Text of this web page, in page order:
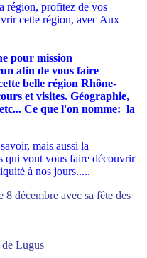
région, profitez de vos
cette région, avec Aux
pour mission
afin de vous faire
belle région Rhône-
et visites. Géographie,
Ce que l'on nomme: la
mais aussi la
qui vont vous faire découvrir
à nos jours.....
8 décembre avec sa fête des